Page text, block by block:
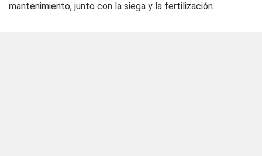
mantenimiento, junto con la siega y la fertilización.